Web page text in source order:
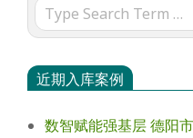
Search
近期入库案例
数智赋能强基层 德阳